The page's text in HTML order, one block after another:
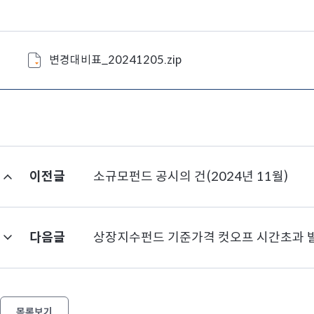
변경대비표_20241205.zip
이전글 소규모펀드 공시의 건(2024년 11월)
다음글 상장지수펀드 기준가격 컷오프 시간초과